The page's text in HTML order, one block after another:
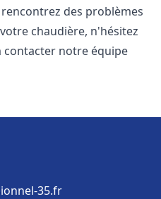
des problèmes
chaudière, n'hésitez
contacter notre équipe
35.fr